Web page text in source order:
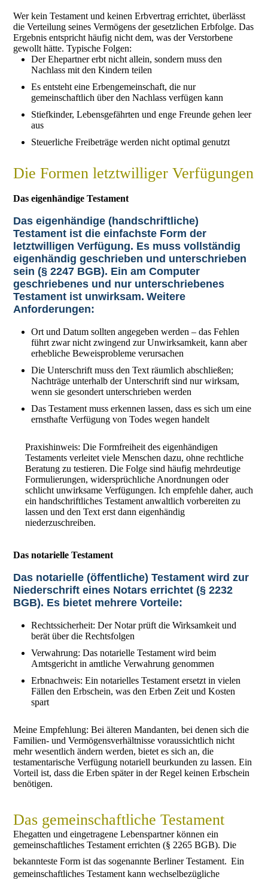
Wer kein Testament und keinen Erbvertrag errichtet, überlässt
die Verteilung seines Vermögens der gesetzlichen Erbfolge. Das
Ergebnis entspricht häufig nicht dem, was der Verstorbene
gewollt hätte. Typische Folgen:
Der Ehepartner erbt nicht allein, sondern muss den
Nachlass mit den Kindern teilen
Es entsteht eine Erbengemeinschaft, die nur
gemeinschaftlich über den Nachlass verfügen kann
Stiefkinder, Lebensgefährten und enge Freunde gehen leer
aus
Steuerliche Freibeträge werden nicht optimal genutzt
Die Formen letztwilliger Verfügungen
Das eigenhändige Testament
Das eigenhändige (handschriftliche)
Testament ist die einfachste Form der
letztwilligen Verfügung. Es muss vollständig
eigenhändig geschrieben und unterschrieben
sein (§ 2247 BGB). Ein am Computer
geschriebenes und nur unterschriebenes
Testament ist unwirksam. Weitere
Anforderungen:
Ort und Datum sollten angegeben werden – das Fehlen
führt zwar nicht zwingend zur Unwirksamkeit, kann aber
erhebliche Beweisprobleme verursachen
Die Unterschrift muss den Text räumlich abschließen;
Nachträge unterhalb der Unterschrift sind nur wirksam,
wenn sie gesondert unterschrieben werden
Das Testament muss erkennen lassen, dass es sich um eine
ernsthafte Verfügung von Todes wegen handelt
Praxishinweis: Die Formfreiheit des eigenhändigen
Testaments verleitet viele Menschen dazu, ohne rechtliche
Beratung zu testieren. Die Folge sind häufig mehrdeutige
Formulierungen, widersprüchliche Anordnungen oder
schlicht unwirksame Verfügungen. Ich empfehle daher, auch
ein handschriftliches Testament anwaltlich vorbereiten zu
lassen und den Text erst dann eigenhändig
niederzuschreiben.
Das notarielle Testament
Das notarielle (öffentliche) Testament wird zur
Niederschrift eines Notars errichtet (§ 2232
BGB). Es bietet mehrere Vorteile:
Rechtssicherheit: Der Notar prüft die Wirksamkeit und
berät über die Rechtsfolgen
Verwahrung: Das notarielle Testament wird beim
Amtsgericht in amtliche Verwahrung genommen
Erbnachweis: Ein notarielles Testament ersetzt in vielen
Fällen den Erbschein, was den Erben Zeit und Kosten
spart
Meine Empfehlung: Bei älteren Mandanten, bei denen sich die
Familien- und Vermögensverhältnisse voraussichtlich nicht
mehr wesentlich ändern werden, bietet es sich an, die
testamentarische Verfügung notariell beurkunden zu lassen. Ein
Vorteil ist, dass die Erben später in der Regel keinen Erbschein
benötigen.
Das gemeinschaftliche Testament
Ehegatten und eingetragene Lebenspartner können ein
gemeinschaftliches Testament errichten (§ 2265 BGB). Die
bekannteste Form ist das sogenannte Berliner Testament. Ein
gemeinschaftliches Testament kann wechselbezügliche